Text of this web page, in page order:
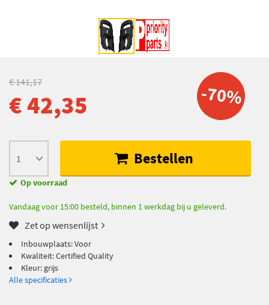
-70%
€ 141,17
€ 42,35
Bestellen
Op voorraad
Vandaag voor 15:00 besteld, binnen 1 werkdag bij u geleverd.
Zet op wensenlijst
Inbouwplaats: Voor
Kwaliteit: Certified Quality
Kleur: grijs
Alle specificaties